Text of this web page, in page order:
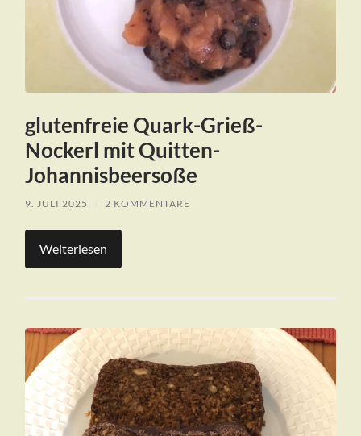
glutenfreie Quark-Grieß-
Nockerl mit Quitten-
Johannisbeersoße
9. JULI 2025 2 KOMMENTARE
Weiterlesen